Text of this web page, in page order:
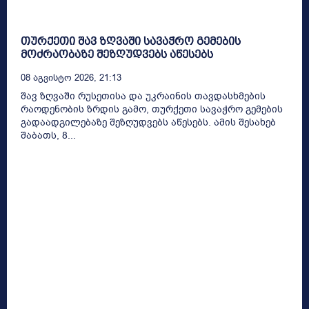
თურქეთი შავ ზღვაში სავაჭრო გემების
მოძრაობაზე შეზღუდვებს აწესებს
08 Აგვისტო 2026, 21:13
შავ ზღვაში რუსეთისა და უკრაინის თავდასხმების
რაოდენობის ზრდის გამო, თურქეთი სავაჭრო გემების
გადაადგილებაზე შეზღუდვებს აწესებს. ამის შესახებ
შაბათს, 8...